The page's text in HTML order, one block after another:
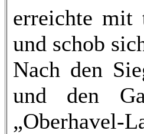
erreichte mit
und schob
Nach den
und den
„Oberhavel-